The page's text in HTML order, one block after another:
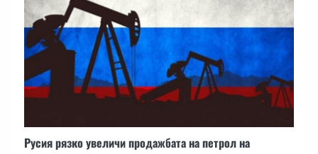
Русия рязко увеличи продажбата на петрол на